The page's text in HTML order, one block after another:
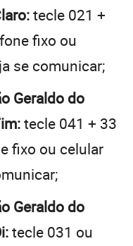
tecle 021 +
fixo ou
se comunicar;
Geraldo do
tecle 041 + 33
fixo ou celular
Geraldo do
tecle 031 ou